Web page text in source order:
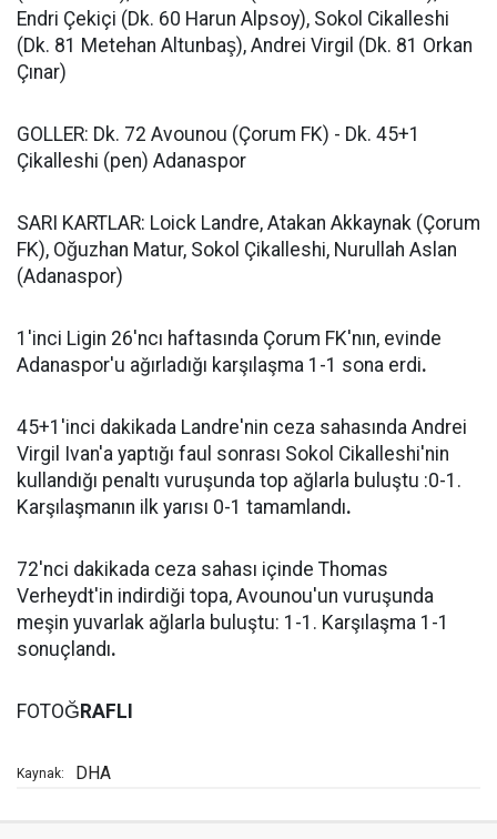
Endri Çekiçi (Dk. 60 Harun Alpsoy), Sokol Cikalleshi
(Dk. 81 Metehan Altunbaş), Andrei Virgil (Dk. 81 Orkan
Çınar)
GOLLER: Dk. 72 Avounou (Çorum FK) - Dk. 45+1
Çikalleshi (pen) Adanaspor
SARI KARTLAR: Loick Landre, Atakan Akkaynak (Çorum
FK), Oğuzhan Matur, Sokol Çikalleshi, Nurullah Aslan
(Adanaspor)
1'inci Ligin 26'ncı haftasında Çorum FK'nın, evinde
Adanaspor'u ağırladığı karşılaşma 1-1 sona erdi.
45+1'inci dakikada Landre'nin ceza sahasında Andrei
Virgil Ivan'a yaptığı faul sonrası Sokol Cikalleshi'nin
kullandığı penaltı vuruşunda top ağlarla buluştu :0-1.
Karşılaşmanın ilk yarısı 0-1 tamamlandı.
72'nci dakikada ceza sahası içinde Thomas
Verheydt'in indirdiği topa, Avounou'un vuruşunda
meşin yuvarlak ağlarla buluştu: 1-1. Karşılaşma 1-1
sonuçlandı.
FOTOĞ RAFLI
Kaynak: DHA